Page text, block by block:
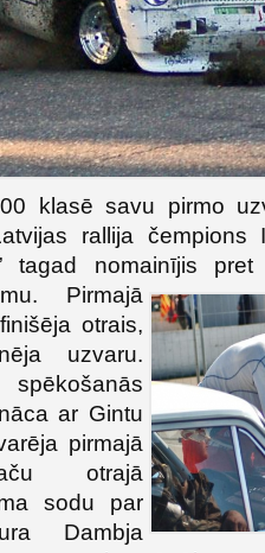
klasē savu pirmo
rallija čempions
tagad nomainījis pret
Pirmajā
otrais,
uzvaru.
ar Gintu
pirmajā
otrajā
sodu par
Dambja